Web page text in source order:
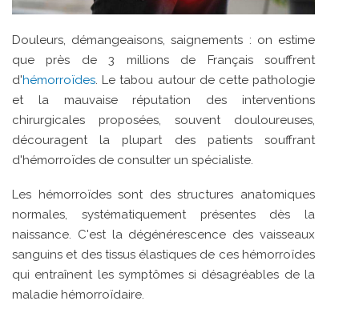
Douleurs, démangeaisons, saignements : on estime
que près de 3 millions de Français souffrent
d'hémorroïdes. Le tabou autour de cette pathologie
et la mauvaise réputation des interventions
chirurgicales proposées, souvent douloureuses,
découragent la plupart des patients souffrant
d'hémorroïdes de consulter un spécialiste.
Les hémorroïdes sont des structures anatomiques
normales, systématiquement présentes dès la
naissance. C'est la dégénérescence des vaisseaux
sanguins et des tissus élastiques de ces hémorroïdes
qui entraînent les symptômes si désagréables de la
maladie hémorroïdaire.